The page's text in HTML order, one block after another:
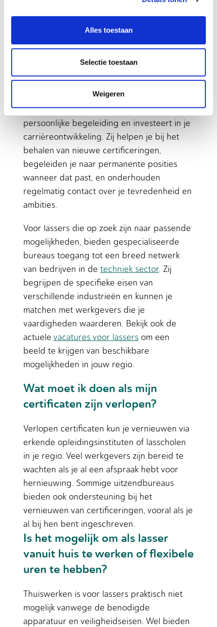
Alles toestaan
Selectie toestaan
Weigeren
arbeidsvoorwaarden, lonen en secundaire
arbeidsvoorwaarden. Zij leggen duidelijk uit
wat je kunt verwachten en welke rechten je
hebt als uitzendkracht. Goede bureaus
zorgen ook voor correcte afhandeling van
Een kwalitatief uitzendbureau biedt
persoonlijke begeleiding en investeert in je
carrièreontwikkeling. Zij helpen je bij het
behalen van nieuwe certificeringen,
begeleiden je naar permanente posities
wanneer dat past, en onderhouden
regelmatig contact over je tevredenheid en
ambities.
Voor lassers die op zoek zijn naar passende
mogelijkheden, bieden gespecialiseerde
bureaus toegang tot een breed netwerk
van bedrijven in de techniek sector. Zij
begrijpen de specifieke eisen van
verschillende industrieën en kunnen je
matchen met werkgevers die je
vaardigheden waarderen. Bekijk ook de
actuele vacatures voor lassers om een
beeld te krijgen van beschikbare
mogelijkheden in jouw regio.
Wat moet ik doen als mijn
certificaten zijn verlopen?
Verlopen certificaten kun je vernieuwen via
erkende opleidingsinstituten of lasscholen
in je regio. Veel werkgevers zijn bereid te
wachten als je al een afspraak hebt voor
hernieuwing. Sommige uitzendbureaus
bieden ook ondersteuning bij het
vernieuwen van certificeringen, vooral als je
al bij hen bent ingeschreven.
Is het mogelijk om als lasser
vanuit huis te werken of flexibele
uren te hebben?
Thuiswerken is voor lassers praktisch niet
mogelijk vanwege de benodigde
apparatuur en veiligheidseisen. Wel bieden